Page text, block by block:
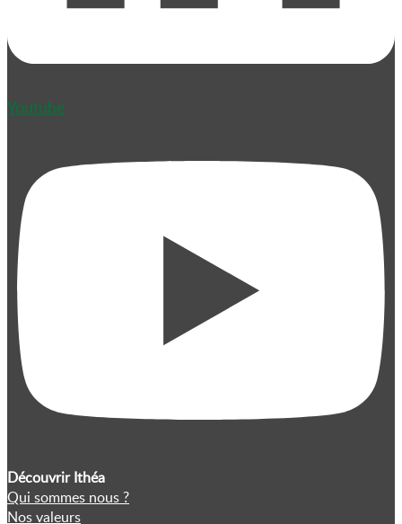
Youtube
Découvrir Ithéa
Qui sommes nous ?
Nos valeurs